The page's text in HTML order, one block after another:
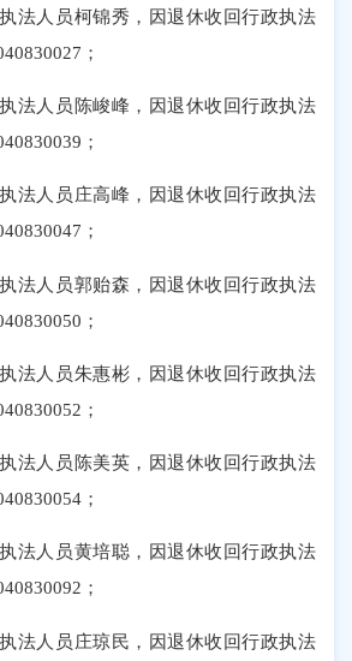
法人员柯锦秀，因退休收回行政执法
；
法人员陈峻峰，因退休收回行政执法
；
法人员庄高峰，因退休收回行政执法
；
法人员郭贻森，因退休收回行政执法
；
法人员朱惠彬，因退休收回行政执法
；
法人员陈美英，因退休收回行政执法
；
法人员黄培聪，因退休收回行政执法
；
法人员庄琼民，因退休收回行政执法